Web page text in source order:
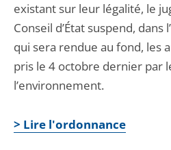
existant sur leur légalité, le
Conseil d’État suspend, dans
qui sera rendue au fond, les
pris le 4 octobre dernier par
l’environnement.
> Lire l'ordonnance